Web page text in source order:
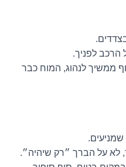
הרכב לפניך.
ממשיך לנהוג, המוח כבר
לא על הברך ״רק שיהיה״.